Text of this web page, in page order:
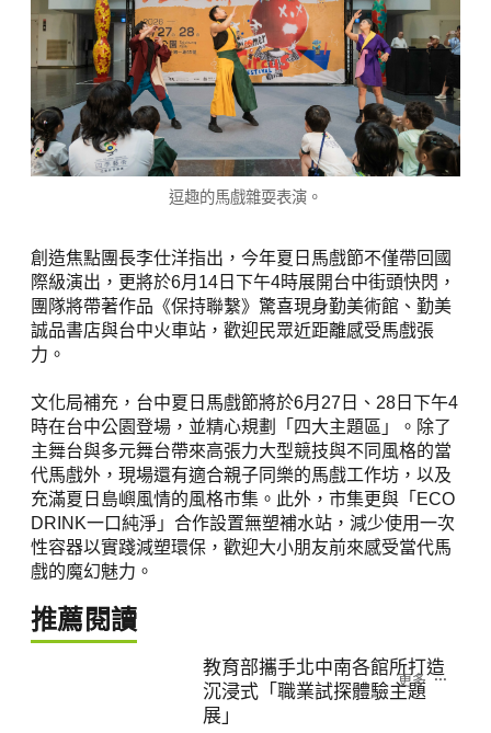
逗趣的馬戲雜耍表演。
創造焦點團長李仕洋指出，今年夏日馬戲節不僅帶回國
際級演出，更將於6月14日下午4時展開台中街頭快閃，
團隊將帶著作品《保持聯繫》驚喜現身勤美術館、勤美
誠品書店與台中火車站，歡迎民眾近距離感受馬戲張
力。
文化局補充，台中夏日馬戲節將於6月27日、28日下午4
時在台中公園登場，並精心規劃「四大主題區」。除了
主舞台與多元舞台帶來高張力大型競技與不同風格的當
代馬戲外，現場還有適合親子同樂的馬戲工作坊，以及
充滿夏日島嶼風情的風格市集。此外，市集更與「ECO
DRINK一口純淨」合作設置無塑補水站，減少使用一次
性容器以實踐減塑環保，歡迎大小朋友前來感受當代馬
戲的魔幻魅力。
推薦閱讀
更多
教育部攜手北中南各館所打造
沉浸式「職業試探體驗主題
展」